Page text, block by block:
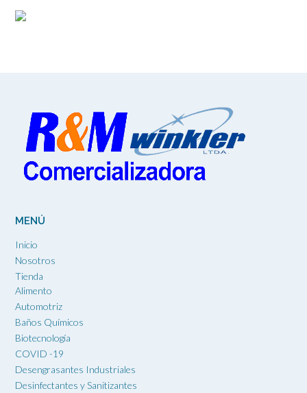
MENÚ
Inicio
Nosotros
Tienda
Alimento
Automotriz
Baños Químicos
Biotecnología
COVID -19
Desengrasantes Industriales
Desinfectantes y Sanitizantes